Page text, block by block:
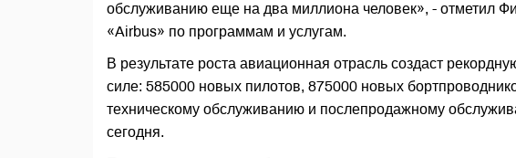
обслуживанию еще на два миллиона человек», - отметил
«Airbus» по программам и услугам.
В результате роста авиационная отрасль создаст
силе: 585000 новых пилотов, 875000 новых
техническому обслуживанию и послепродажному
сегодня.